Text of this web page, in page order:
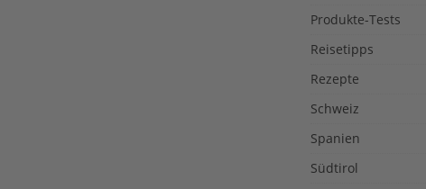
Produkte-Tests
Reisetipps
Rezepte
Schweiz
Spanien
Südtirol